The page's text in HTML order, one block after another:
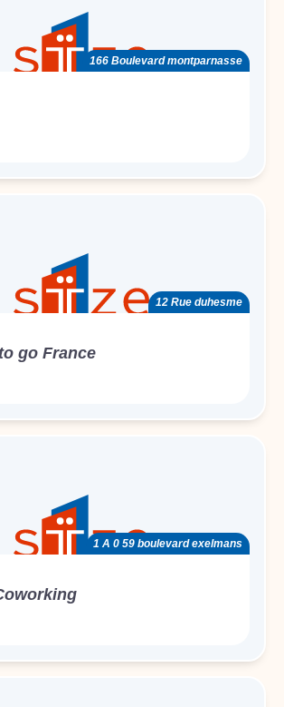
166 Boulevard montparnasse
12 Rue duhesme
go France
1 A 0 59 boulevard exelmans